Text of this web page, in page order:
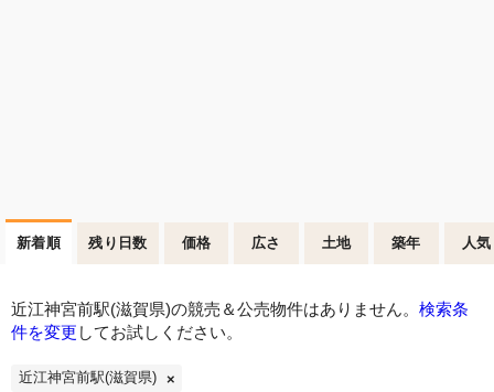
新着順 残り日数 価格 広さ 土地 築年 人気
近江神宮前駅(滋賀県)の競売＆公売物件はありません。 検索条
件を変更 してお試しください。
近江神宮前駅(滋賀県)